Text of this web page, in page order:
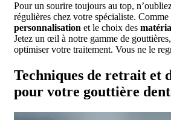
Pour un sourire toujours au top,
régulières chez votre spécialiste.
personnalisation et le choix des
Jetez un œil à notre gamme de
optimiser votre traitement. Vous ne le
Techniques de retrait et
pour votre gouttière